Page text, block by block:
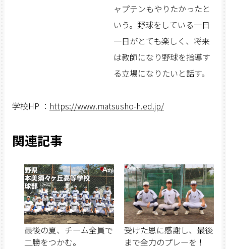
ャプテンもやりたかったと
いう。野球をしている一日
一日がとても楽しく、将来
は教師になり野球を指導す
る立場になりたいと話す。
学校HP ： https://www.matsusho-h.ed.jp/
関連記事
最後の夏、チーム全員で
二勝をつかむ。
受けた恩に感謝し、最後
まで全力のプレーを！